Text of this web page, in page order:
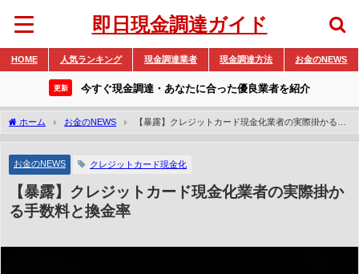
即日現金調達ガイド
HOME 人気ランキング 現金調達業者 現金調達方法 お金のNEWS
更新 今すぐ現金調達・あなたに合った優良業者を紹介
ホーム お金のNEWS
【暴露】クレジットカード現金化業者の実際掛かる手
お金のNEWS クレジットカード現金化
【暴露】クレジットカード現金化業者の実際掛か
る手数料と換金率